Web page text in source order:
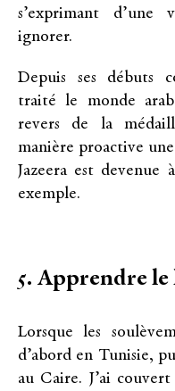
s’exprimant d’une
ignorer.
Depuis ses débuts
traité le monde
revers de la
manière proactive
Jazeera est devenue
exemple.
5. Apprendre
Lorsque les
d’abord en Tunisie,
au Caire. J’ai